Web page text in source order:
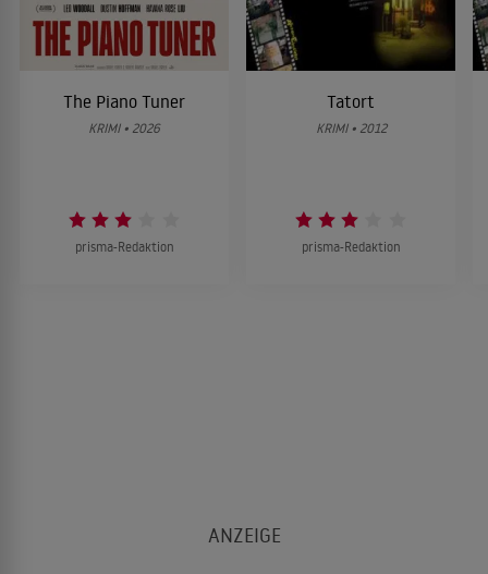
The Piano Tuner
KRIMI • 2026
prisma-Redaktion
Tatort
KRIMI • 2012
prisma-Redaktion